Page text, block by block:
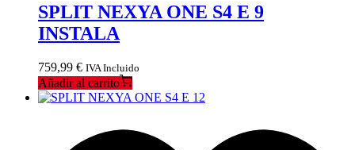
SPLIT NEXYA ONE S4 E 9
INSTALA
759,99 € IVA Incluido
Añadir al carrito